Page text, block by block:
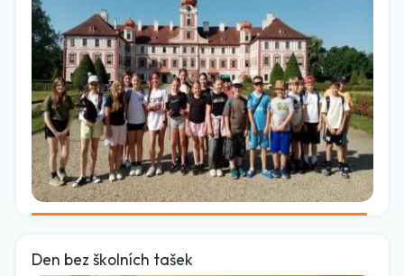
Den bez školních tašek